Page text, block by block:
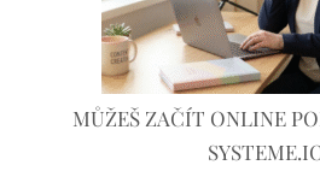
MŮŽEŠ ZAČÍT ONLINE